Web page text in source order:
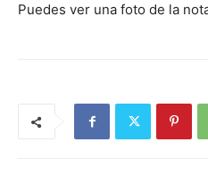
Puedes ver una foto de la